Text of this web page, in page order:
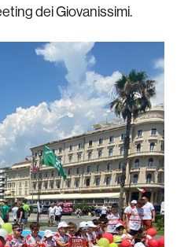
dei Giovanissimi.